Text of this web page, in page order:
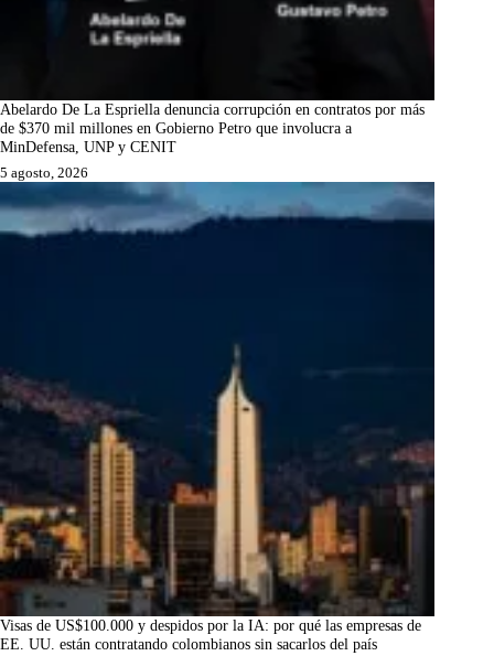
Abelardo De La Espriella denuncia corrupción en contratos por más
de $370 mil millones en Gobierno Petro que involucra a
MinDefensa, UNP y CENIT
5 agosto, 2026
Visas de US$100.000 y despidos por la IA: por qué las empresas de
EE. UU. están contratando colombianos sin sacarlos del país